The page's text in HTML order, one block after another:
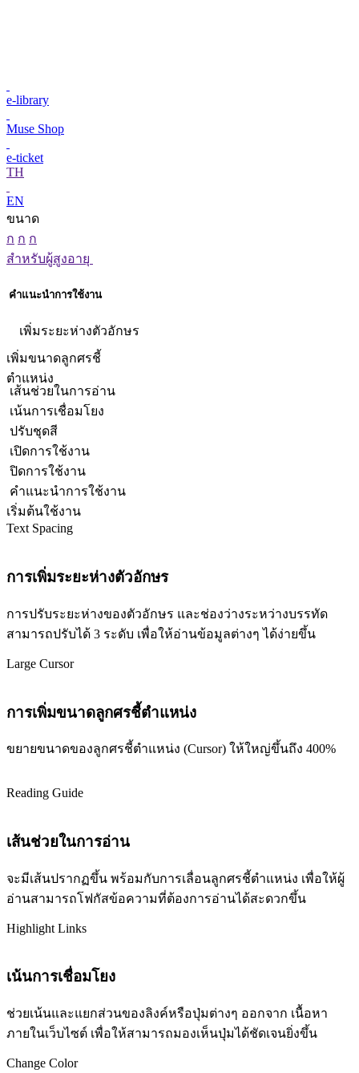
e-library
Muse Shop
e-ticket
TH
EN
ขนาด
ก ก ก
สำหรับผู้สูงอายุ
คำแนะนำการใช้งาน
เพิ่มระยะห่างตัวอักษร
เพิ่มขนาดลูกศรชี้
ตำแหน่ง
เส้นช่วยในการอ่าน
เน้นการเชื่อมโยง
ปรับชุดสี
เปิดการใช้งาน
ปิดการใช้งาน
คำแนะนำการใช้งาน
เริ่มต้นใช้งาน
Text Spacing
การเพิ่มระยะห่างตัวอักษร
การปรับระยะห่างของตัวอักษร และช่องว่างระหว่างบรรทัด
สามารถปรับได้ 3 ระดับ เพื่อให้อ่านข้อมูลต่างๆ ได้ง่ายขึ้น
Large Cursor
การเพิ่มขนาดลูกศรชี้ตำแหน่ง
ขยายขนาดของลูกศรชี้ตำแหน่ง (Cursor) ให้ใหญ่ขึ้นถึง 400%
Reading Guide
เส้นช่วยในการอ่าน
จะมีเส้นปรากฏขึ้น พร้อมกับการเลื่อนลูกศรชี้ตำแหน่ง เพื่อให้ผู้
อ่านสามารถโฟกัสข้อความที่ต้องการอ่านได้สะดวกขึ้น
Highlight Links
เน้นการเชื่อมโยง
ช่วยเน้นและแยกส่วนของลิงค์หรือปุ่มต่างๆ ออกจาก เนื้อหา
ภายในเว็บไซต์ เพื่อให้สามารถมองเห็นปุ่มได้ชัดเจนยิ่งขึ้น
Change Color